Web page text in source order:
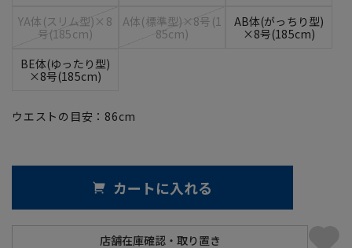
YA体(スリム型)×8
号(185cm)
A体(標準型)×8号(1
85cm)
AB体(がっちり型)
×8号(185cm)
BE体(ゆったり型)
×8号(185cm)
ウエストの目安： 86cm
カートに入れる